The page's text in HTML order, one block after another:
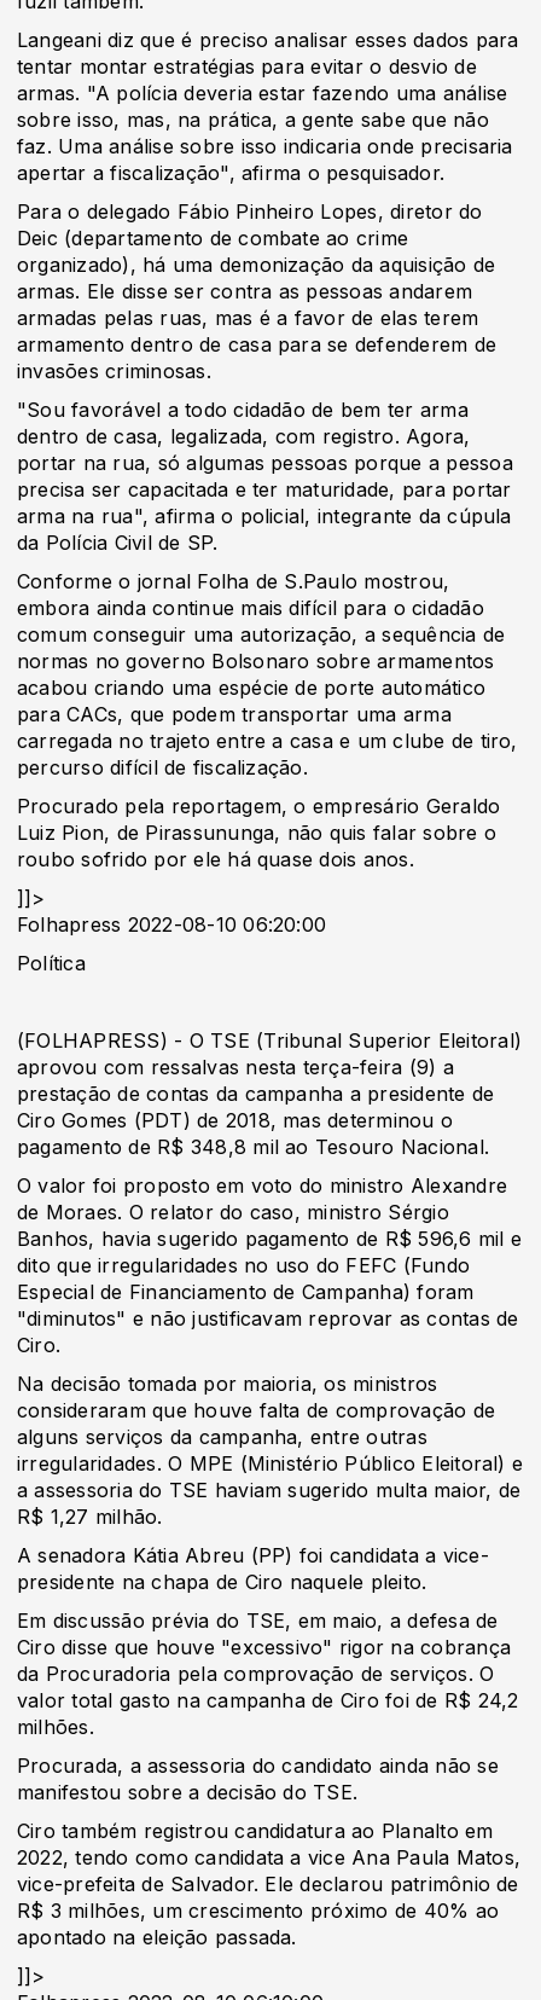
​Langeani diz que é preciso analisar esses dados para
tentar montar estratégias para evitar o desvio de
armas. "A polícia deveria estar fazendo uma análise
sobre isso, mas, na prática, a gente sabe que não
faz. Uma análise sobre isso indicaria onde precisaria
apertar a fiscalização", afirma o pesquisador.
Para o delegado Fábio Pinheiro Lopes, diretor do
Deic (departamento de combate ao crime
organizado), há uma demonização da aquisição de
armas. Ele disse ser contra as pessoas andarem
armadas pelas ruas, mas é a favor de elas terem
armamento dentro de casa para se defenderem de
invasões criminosas.
"Sou favorável a todo cidadão de bem ter arma
dentro de casa, legalizada, com registro. Agora,
portar na rua, só algumas pessoas porque a pessoa
precisa ser capacitada e ter maturidade, para portar
arma na rua", afirma o policial, integrante da cúpula
da Polícia Civil de SP.
Conforme o jornal Folha de S.Paulo mostrou,
embora ainda continue mais difícil para o cidadão
comum conseguir uma autorização, a sequência de
normas no governo Bolsonaro sobre armamentos
acabou criando uma espécie de porte automático
para CACs, que podem transportar uma arma
carregada no trajeto entre a casa e um clube de tiro,
percurso difícil de fiscalização.
Procurado pela reportagem, o empresário Geraldo
Luiz Pion, de Pirassununga, não quis falar sobre o
roubo sofrido por ele há quase dois anos.
]]>
Folhapress 2022-08-10 06:20:00
Política
(FOLHAPRESS) - O TSE (Tribunal Superior Eleitoral)
aprovou com ressalvas nesta terça-feira (9) a
prestação de contas da campanha a presidente de
Ciro Gomes (PDT) de 2018, mas determinou o
pagamento de R$ 348,8 mil ao Tesouro Nacional.
O valor foi proposto em voto do ministro Alexandre
de Moraes. O relator do caso, ministro Sérgio
Banhos, havia sugerido pagamento de R$ 596,6 mil e
dito que irregularidades no uso do FEFC (Fundo
Especial de Financiamento de Campanha) foram
"diminutos" e não justificavam reprovar as contas de
Ciro.
Na decisão tomada por maioria, os ministros
consideraram que houve falta de comprovação de
alguns serviços da campanha, entre outras
irregularidades. O MPE (Ministério Público Eleitoral) e
a assessoria do TSE haviam sugerido multa maior, de
R$ 1,27 milhão.
A senadora Kátia Abreu (PP) foi candidata a vice-
presidente na chapa de Ciro naquele pleito.
Em discussão prévia do TSE, em maio, a defesa de
Ciro disse que houve "excessivo" rigor na cobrança
da Procuradoria pela comprovação de serviços. O
valor total gasto na campanha de Ciro foi de R$ 24,2
milhões.
Procurada, a assessoria do candidato ainda não se
manifestou sobre a decisão do TSE.
Ciro também registrou candidatura ao Planalto em
2022, tendo como candidata a vice Ana Paula Matos,
vice-prefeita de Salvador. Ele declarou patrimônio de
R$ 3 milhões, um crescimento próximo de 40% ao
apontado na eleição passada.
]]>